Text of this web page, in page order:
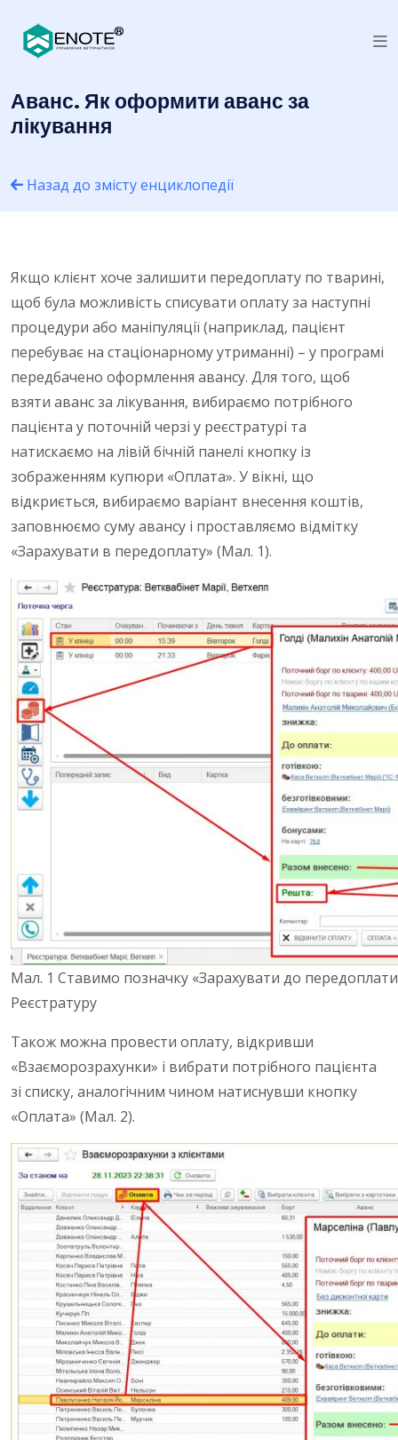
Аванс. Як оформити аванс за
лікування
Назад до змісту енциклопедії
Якщо клієнт хоче залишити передоплату по тварині,
щоб була можливість списувати оплату за наступні
процедури або маніпуляції (наприклад, пацієнт
перебуває на стаціонарному утриманні) – у програмі
передбачено оформлення авансу. Для того, щоб
взяти аванс за лікування, вибираємо потрібного
пацієнта у поточній черзі у реєстратурі та
натискаємо на лівій бічній панелі кнопку із
зображенням купюри «Оплата». У вікні, що
відкриється, вибираємо варіант внесення коштів,
заповнюємо суму авансу і проставляємо відмітку
«Зарахувати в передоплату» (Мал. 1).
Мал. 1 Ставимо позначку «Зарахувати до
Реєстратуру
Також можна провести оплату, відкривши
«Взаєморозрахунки» і вибрати потрібного пацієнта
зі списку, аналогічним чином натиснувши кнопку
«Оплата» (Мал. 2).